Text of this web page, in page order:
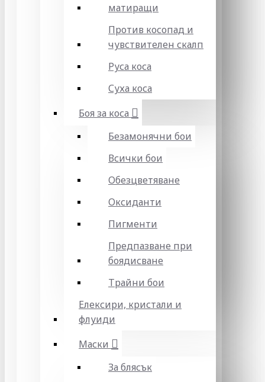
матиращи
Против косопад и
чувствителен скалп
Руса коса
Суха коса
Боя за коса
Безамонячни бои
Всички бои
Обезцветяване
Оксиданти
Пигменти
Предпазване при
боядисване
Трайни бои
Елексири, кристали и
флуиди
Маски
За блясък